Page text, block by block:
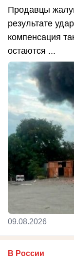
Продавцы
результате
компенсация
остаются ...
09.08.2026
В России